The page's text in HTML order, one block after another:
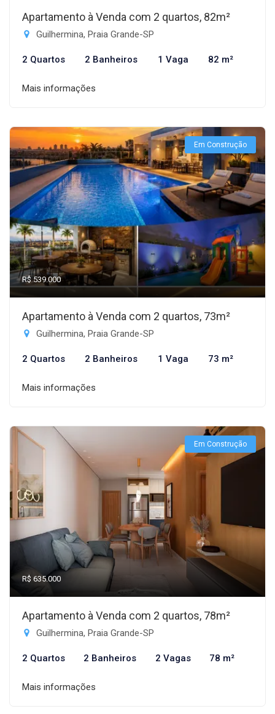
Apartamento à Venda com 2 quartos, 82m²
Guilhermina, Praia Grande-SP
2 Quartos 2 Banheiros 1 Vaga 82 m²
Mais informações
Em Construção
R$ 539.000
Apartamento à Venda com 2 quartos, 73m²
Guilhermina, Praia Grande-SP
2 Quartos 2 Banheiros 1 Vaga 73 m²
Mais informações
Em Construção
R$ 635.000
Apartamento à Venda com 2 quartos, 78m²
Guilhermina, Praia Grande-SP
2 Quartos 2 Banheiros 2 Vagas 78 m²
Mais informações